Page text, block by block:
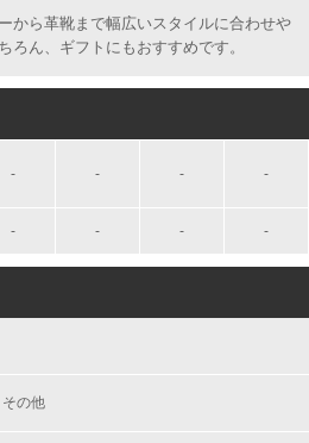
から革靴まで幅広いスタイルに合わせや
ろん、ギフトにもおすすめです。
- - - -
- - - -
の他